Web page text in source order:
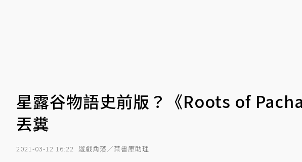
星露谷物語史前版？《Roots of
丟糞
2021-03-12 16:22 遊戲角落／禁書庫助理